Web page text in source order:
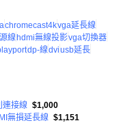
chromecast4kvga延長線
線 hdmi無線投影vga切換器
dp-線dviusb延長
連接線 $1,000
無損延長線 $1,151